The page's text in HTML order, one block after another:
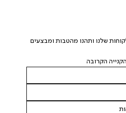
הצטרפו חינם למועדון הלקוחות שלנו ותהנו מהטבות ומבצעים